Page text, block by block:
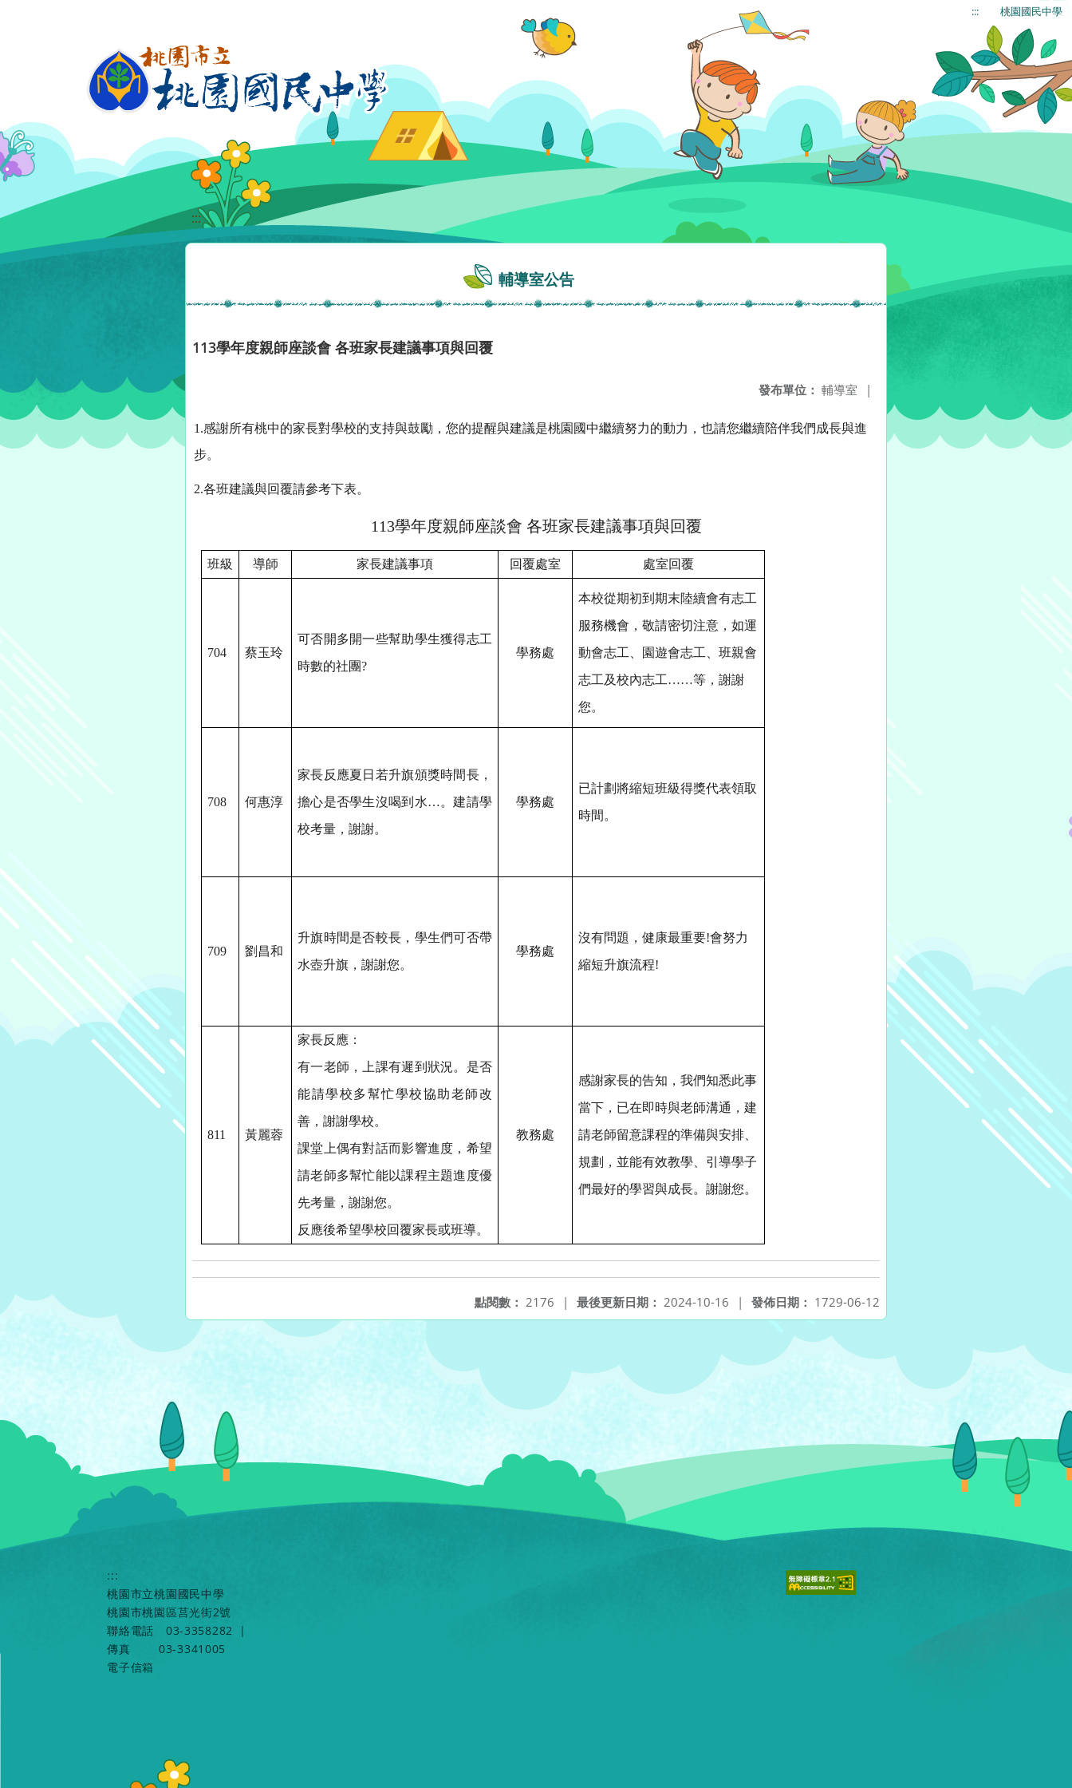
::: 桃園國民中學
:::
輔導室公告
113學年度親師座談會 各班家長建議事項與回覆
發布單位： 輔導室 |
1.感謝所有桃中的家長對學校的支持與鼓勵，您的提醒與建議是桃園國中繼續努力的動力，也請您繼續陪伴我們成長與進
步。
2.各班建議與回覆請參考下表。
113學年度親師座談會 各班家長建議事項與回覆
班級 導師 家長建議事項 回覆處室 處室回覆
704 蔡玉玲
可否開多開一些幫助學生獲得志工
時數的社團?
學務處
本校從期初到期末陸續會有志工
服務機會，敬請密切注意，如運
動會志工、園遊會志工、班親會
志工及校內志工……等，謝謝
您。
708 何惠淳
家長反應夏日若升旗頒獎時間長，
擔心是否學生沒喝到水…。建請學
校考量，謝謝。
學務處
已計劃將縮短班級得獎代表領取
時間。
709 劉昌和
升旗時間是否較長，學生們可否帶
水壺升旗，謝謝您。
學務處
沒有問題，健康最重要!會努力
縮短升旗流程!
811 黃麗蓉
家長反應：
有一老師，上課有遲到狀況。是否
能請學校多幫忙學校協助老師改
善，謝謝學校。
課堂上偶有對話而影響進度，希望
請老師多幫忙能以課程主題進度優
先考量，謝謝您。
反應後希望學校回覆家長或班導。
教務處
感謝家長的告知，我們知悉此事
當下，已在即時與老師溝通，建
請老師留意課程的準備與安排、
規劃，並能有效教學、引導學子
們最好的學習與成長。謝謝您。
發佈日期： 1729-06-12
最後更新日期： 2024-10-16 |
點閱數： 2176 |
:::
桃園市立桃園國民中學
桃園市桃園區莒光街2號
聯絡電話
03-3358282
|
傳真
03-3341005
電子信箱